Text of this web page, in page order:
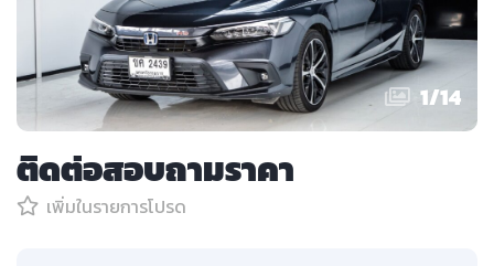
1/14
ติดต่อสอบถามราคา
เพิ่มในรายการโปรด